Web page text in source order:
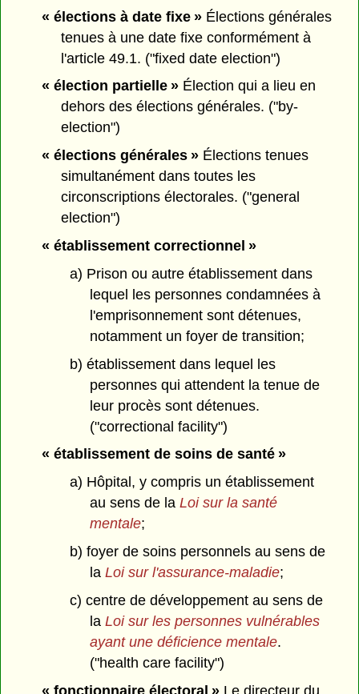
« élections à date fixe »Élections générales
tenues à une date fixe conformément à
l'article 49.1. ("fixed date election")
« élection partielle »Élection qui a lieu en
dehors des élections générales. ("by-
election")
« élections générales »Élections tenues
simultanément dans toutes les
circonscriptions électorales. ("general
election")
« établissement correctionnel »
a) Prison ou autre établissement dans
lequel les personnes condamnées à
l'emprisonnement sont détenues,
notamment un foyer de transition;
b) établissement dans lequel les
personnes qui attendent la tenue de
leur procès sont détenues.
("correctional facility")
« établissement de soins de santé »
a) Hôpital, y compris un établissement
au sens de la Loi sur la santé
mentale;
b) foyer de soins personnels au sens de
la Loi sur l'assurance-maladie;
c) centre de développement au sens de
la Loi sur les personnes vulnérables
ayant une déficience mentale.
("health care facility")
« fonctionnaire électoral »Le directeur du